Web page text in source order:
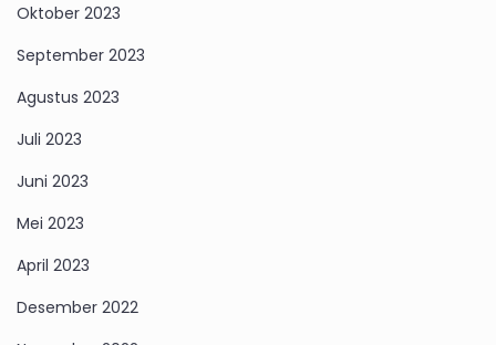
Oktober 2023
September 2023
Agustus 2023
Juli 2023
Juni 2023
Mei 2023
April 2023
Desember 2022